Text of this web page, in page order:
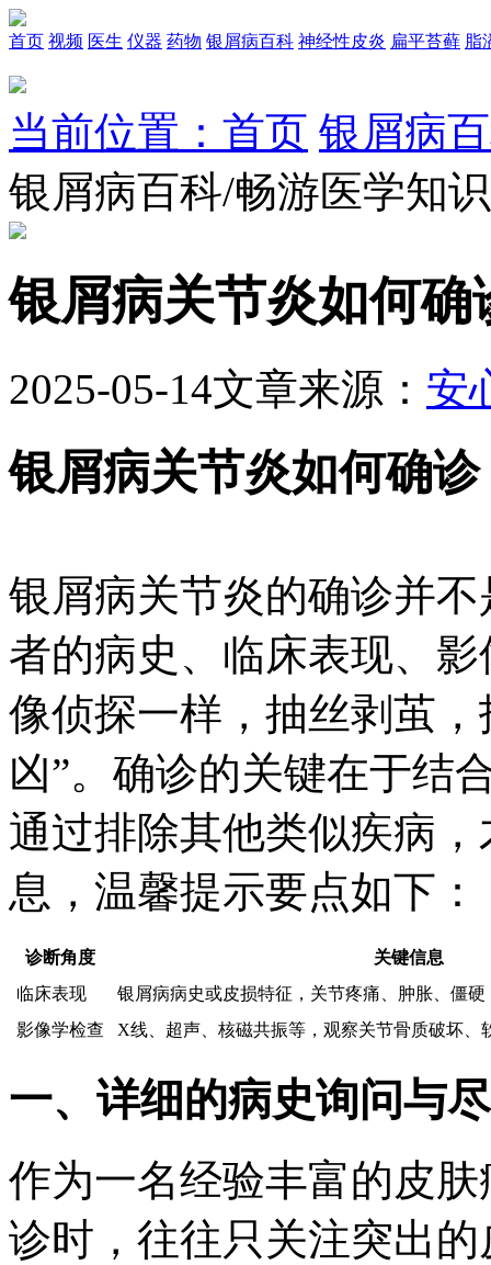
首页 视频 医生 仪器 药物 银屑病百科 神经性皮炎 扁平苔藓 脂
当前位置：首页 银屑病
银屑病百科/畅游医学知
银屑病关节炎如何确
2025-05-14文章来源： 安
银屑病关节炎如何确诊
银屑病关节炎的确诊并
者的病史、临床表现、
像侦探一样，抽丝剥茧
凶”。确诊的关键在于结
通过排除其他类似疾病
息，温馨提示要点如下：
诊断角度
关键信息
临床表现
银屑病病史或皮损特征，关节疼痛、肿胀、僵
影像学检查
X线、超声、核磁共振等，观察关节骨质破坏、
一、详细的病史询问与
作为一名经验丰富的皮
诊时，往往只关注突出